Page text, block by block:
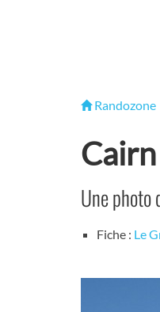
Randozone
Une photo
Fiche : Le